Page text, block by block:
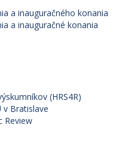
a inauguračného konania
a inauguračné konania
(HRS4R)
v Bratislave
Review